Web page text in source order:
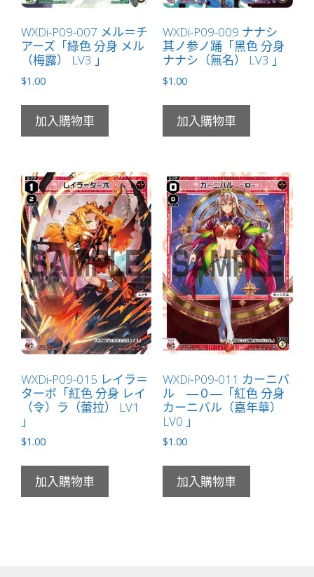
WXDi-P09-007 メル＝チ
アーズ「綠色 分身 メル
（梅露） LV3 」
$1.00
加入購物車
WXDi-P09-009 ナナシ
其ノ参ノ踊「黑色 分身
ナナシ（無名） LV3 」
$1.00
加入購物車
WXDi-P09-015 レイラ＝
ターボ「紅色 分身 レイ
（令）ラ（蕾拉） LV1
」
$1.00
加入購物車
WXDi-P09-011 カーニバ
ル ―０―「紅色 分身
カーニバル（嘉年華）
LV0 」
$1.00
加入購物車